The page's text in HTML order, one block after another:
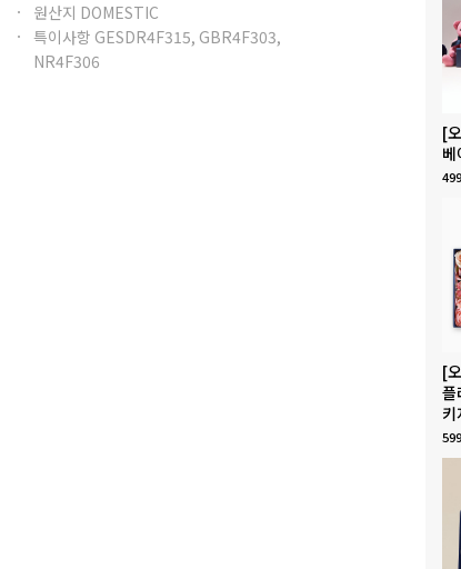
원산지 DOMESTIC
특이사항 GESDR4F315, GBR4F303,
NR4F306
[
베
[
플
키